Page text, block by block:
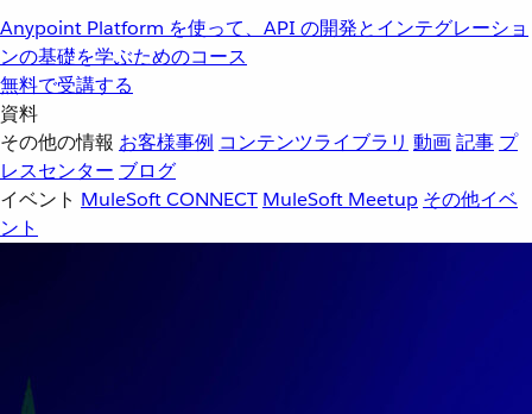
Anypoint Platform を使って、API の開発とインテグレーショ
ンの基礎を学ぶためのコース
無料で受講する
資料
その他の情報 お客様事例 コンテンツライブラリ 動画記事 プ
レスセンター ブログ
イベント MuleSoft CONNECT MuleSoft Meetup その他イベ
ント